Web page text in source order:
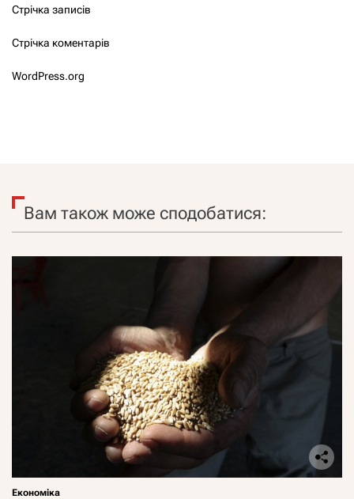
Стрічка записів
Стрічка коментарів
WordPress.org
Вам також може сподобатися:
Економіка